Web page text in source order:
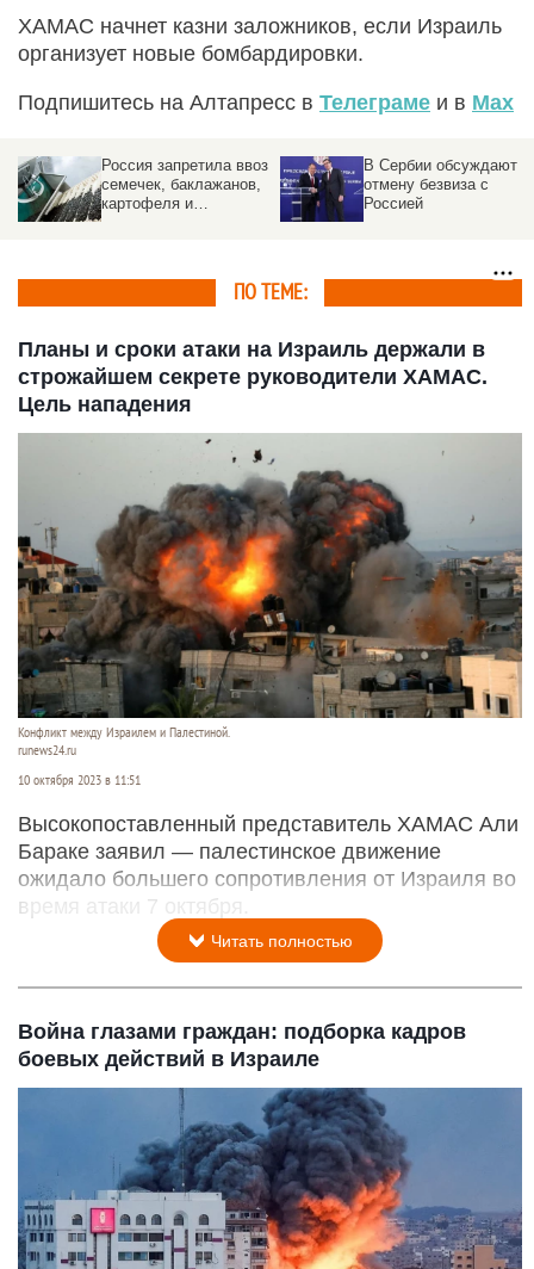
ХАМАС начнет казни заложников, если Израиль
организует новые бомбардировки.
Подпишитесь на Алтапресс в Телеграме и в Max
В Сербии обсуждают
отмену безвиза с
Россией
Встреча Путина и
Токаева открылась
пролетом
ПО ТЕМЕ:
Планы и сроки атаки на Израиль держали в
строжайшем секрете руководители ХАМАС.
Цель нападения
Конфликт между Израилем и Палестиной.
runews24.ru
10 октября 2023 в 11:51
Высокопоставленный представитель ХАМАС Али
Бараке заявил — палестинское движение
ожидало большего сопротивления от Израиля во
время атаки 7 октября.
Читать полностью
Война глазами граждан: подборка кадров
боевых действий в Израиле